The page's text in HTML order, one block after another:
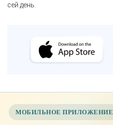
сей день.
МОБИЛЬНОЕ ПРИЛОЖЕНИЕ